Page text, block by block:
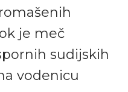
je meč
sudijskih
vodenicu